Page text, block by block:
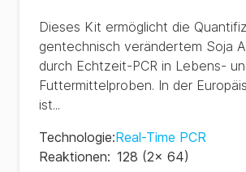
Dieses Kit ermöglicht die
gentechnisch verändertem Soja
durch Echtzeit-PCR in Lebens-
Futtermittelproben. In der
ist...
Technologie:Real-Time PCR
Reaktionen: 128 (2x 64)